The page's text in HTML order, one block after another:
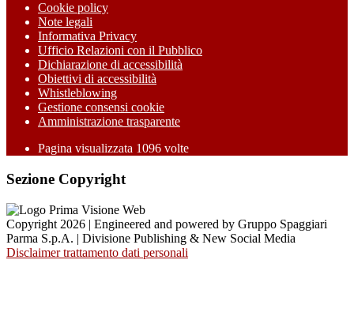
Cookie policy
Note legali
Informativa Privacy
Ufficio Relazioni con il Pubblico
Dichiarazione di accessibilità
Obiettivi di accessibilità
Whistleblowing
Gestione consensi cookie
Amministrazione trasparente
Pagina visualizzata 1096 volte
Sezione Copyright
Copyright 2026 | Engineered and powered by Gruppo Spaggiari
Parma S.p.A. | Divisione Publishing & New Social Media
Disclaimer trattamento dati personali